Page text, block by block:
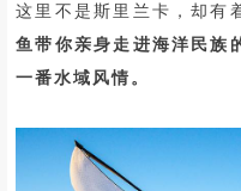
这里不是斯里兰卡，却有
鱼带你亲身走进海洋民族
一番水域风情。